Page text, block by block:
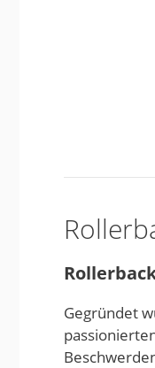
Gegründet